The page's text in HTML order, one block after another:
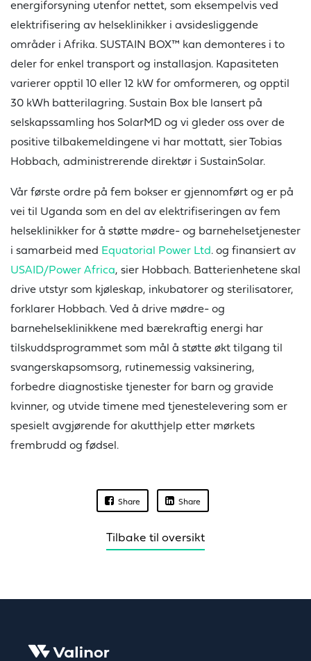
energiforsyning utenfor nettet, som eksempelvis ved
elektrifisering av helseklinikker i avsidesliggende
områder i Afrika. SUSTAIN BOX™ kan demonteres i to
deler for enkel transport og installasjon. Kapasiteten
varierer opptil 10 eller 12 kW for omformeren, og opptil
30 kWh batterilagring. Sustain Box ble lansert på
selskapssamling hos SolarMD og vi gleder oss over de
positive tilbakemeldingene vi har mottatt, sier Tobias
Hobbach, administrerende direktør i SustainSolar.
Vår første ordre på fem bokser er gjennomført og er på
vei til Uganda som en del av elektrifiseringen av fem
helseklinikker for å støtte mødre- og barnehelsetjenester
i samarbeid med Equatorial Power Ltd. og finansiert av
USAID/Power Africa, sier Hobbach. Batterienhetene skal
drive utstyr som kjøleskap, inkubatorer og sterilisatorer,
forklarer Hobbach. Ved å drive mødre- og
barnehelseklinikkene med bærekraftig energi har
tilskuddsprogrammet som mål å støtte økt tilgang til
svangerskapsomsorg, rutinemessig vaksinering,
forbedre diagnostiske tjenester for barn og gravide
kvinner, og utvide timene med tjenestelevering som er
spesielt avgjørende for akutthjelp etter mørkets
frembrudd og fødsel.
Share Share
Tilbake til oversikt